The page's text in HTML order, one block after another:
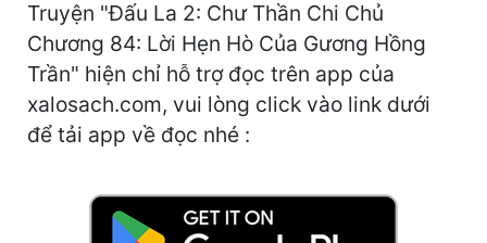
Học Đường
Khoa Huyễn
Khoa Huyễn Không Gian
Truyện "Đấu La 2: Chư Thần Chi Chủ
Chương 84: Lời Hẹn Hò Của Gương Hồng
Trần" hiện chỉ hỗ trợ đọc trên app của
xalosach.com, vui lòng click vào link dưới
để tải app về đọc nhé :